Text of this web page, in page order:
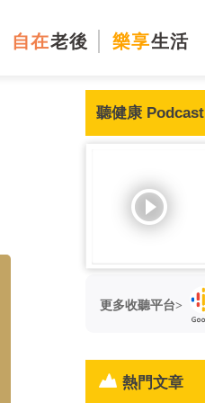
自在老後 樂享生活
聽健康 Podcast
更多收聽平台>
熱門文章